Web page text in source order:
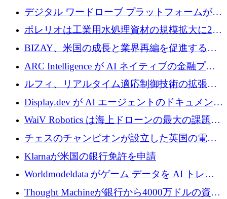
を削減するために 130 万ドルを調達
デジタル ワードローブ プラットフォームが
1,000 万人のユーザーに到達し、Whering が
700 万ドルを獲得
ポレリオは工業用水処理資材の規模拡大に240
万ユーロを確保
BIZAY、米国の成長と業界再編を促進するた
めに5,500万ドルを確保
ARC Intelligence が AI ネイティブの金融プラ
ットフォームを拡大するために 400 万ユーロ
ルフィ、リアルタイム適応制御技術の拡張に
810万ポンドを確保
Display.dev が AI エージェントのドキュメント
コラボレーションを強化するために 47 万ユー
WaiV Robotics は海上ドローンの最大の課題の
1 つをどのように解決しているか
チェスのチャンピオンが設立した英国の電池
材料スタートアップ TaiSan が 465 万ポンドを
Klarnaが米国の銀行免許を申請
Worldmodeldata がゲーム データを AI トレー
ニングに変えるために 700 万ポンドを獲得
Thought Machineが銀行から4000万ドルの資金